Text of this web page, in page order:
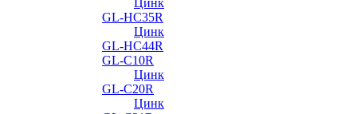
Цинк
GL-HC35R
Цинк
GL-HC44R
GL-С10R
Цинк
GL-С20R
Цинк